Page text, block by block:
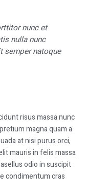
nunc et
nulla nunc
semper natoque
risus massa nunc
magna quam a
at nisi purus orci,
mauris in felis massa
odio in suscipit
condimentum cras